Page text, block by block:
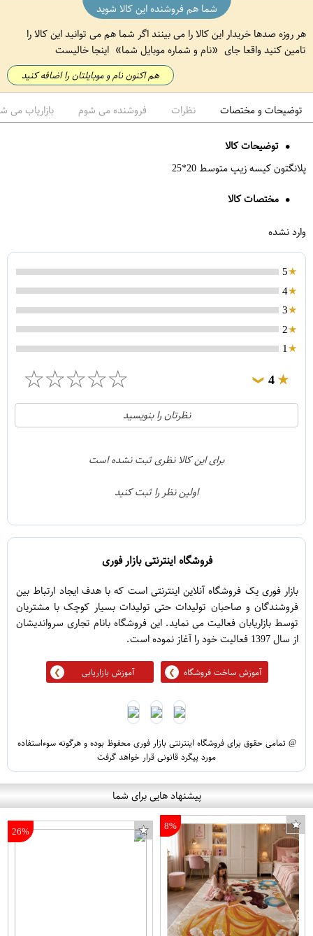
شما هم فروشنده این کالا شوید
هر روزه صدها خریدار این کالا را می بینند اگر شما هم می توانید این کالا را
تامین کنید واقعا جای
نام و شماره موبایل شما اینجا خالیست
هم اکنون نام و موبایلتان را اضافه کنید
توضیحات و مختصات نظرات فروشنده می شوم بازاریاب می
توضیحات کالا
پلانگتون کیسه زیپ متوسط 20*25
مختصات کالا
وارد نشده
5
4
3
2
1
4
❯
☆
☆
☆
☆
☆
0
0
نظرتان را بنویسید
برای این کالا نظری ثبت نشده است
اولین نظر را ثبت کنید
فروشگاه اینترنتی بازار فوری
بازار فوری یک فروشگاه آنلاین اینترنتی است که با هدف ایجاد ارتباط بین
فروشندگان و صاحبان تولیدات حتی تولیدات بسیار کوچک با مشتریان
توسط بازاریابان فعالیت می نماید. این فروشگاه بانام تجاری سرواندیشان
از سال 1397 فعالیت خود را آغاز نموده است.
آموزش ساخت فروشگاه آموزش بازاریابی
@ تمامی حقوق برای فروشگاه اینترنتی بازار فوری محفوظ بوده و هرگونه سوءاستفاده
مورد پیگرد قانونی قرار خواهد گرفت
پیشنهاد هایی برای شما
8%
26%